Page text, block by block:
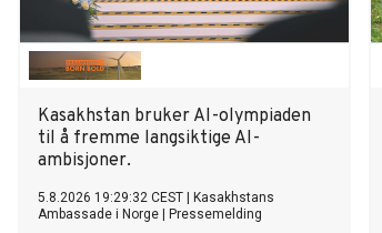
Kasakhstan bruker AI-olympiaden
til å fremme langsiktige AI-
ambisjoner.
5.8.2026 19:29:32 CEST
Kasakhstans
Ambassade i Norge
Pressemelding